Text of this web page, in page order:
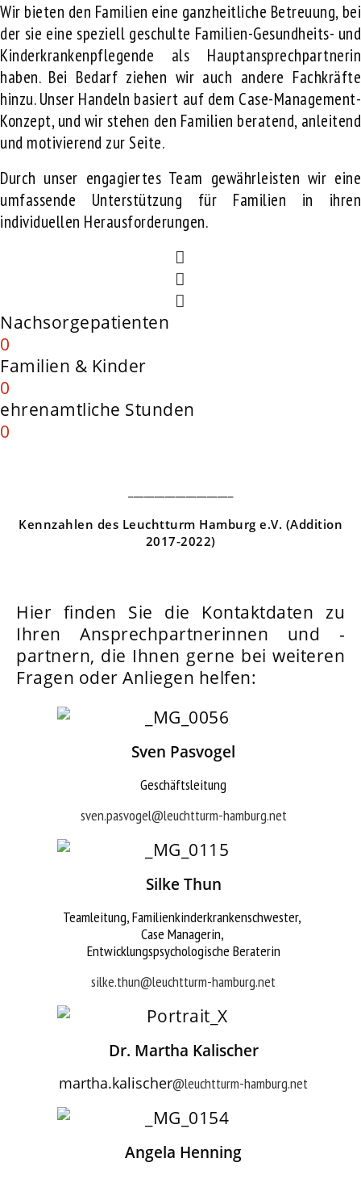
Wir bieten den Familien eine ganzheitliche Betreuung, bei
der sie eine speziell geschulte Familien-Gesundheits- und
Kinderkrankenpflegende als Hauptansprechpartnerin
haben. Bei Bedarf ziehen wir auch andere Fachkräfte
hinzu. Unser Handeln basiert auf dem Case-Management-
Konzept, und wir stehen den Familien beratend, anleitend
und motivierend zur Seite.
Durch unser engagiertes Team gewährleisten wir eine
umfassende Unterstützung für Familien in ihren
individuellen Herausforderungen.
Nachsorgepatienten
0
Familien & Kinder
0
ehrenamtliche Stunden
0
Kennzahlen des Leuchtturm Hamburg e.V. (Addition
2017-2022)
Hier finden Sie die Kontaktdaten zu
Ihren Ansprechpartnerinnen und -
partnern, die Ihnen gerne bei weiteren
Fragen oder Anliegen helfen:
Sven Pasvogel
Geschäftsleitung
sven.pasvogel@leuchtturm-hamburg.net
Silke Thun
Teamleitung, Familienkinderkrankenschwester,
Case Managerin,
Entwicklungspsychologische Beraterin
silke.thun@leuchtturm-hamburg.net
Dr. Martha Kalischer
martha.kalischer@leuchtturm-hamburg.net
Angela Henning